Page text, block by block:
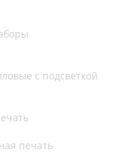
с подсветкой
печать